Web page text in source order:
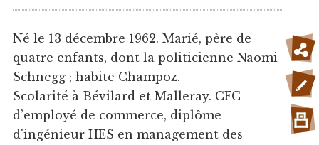
Né le 13 décembre 1962. Marié, père de
quatre enfants, dont la politicienne Naomi
Schnegg ; habite Champoz.
Scolarité à Bévilard et Malleray. CFC
d’employé de commerce, diplôme
d'ingénieur HES en management des